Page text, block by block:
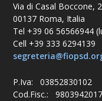
Via di Casal Boccone,
00137 Roma, Italia
Tel +39 06 56566944
Cell +39 333 6294139
P.Iva: 03852830102
Cod.Fisc.: